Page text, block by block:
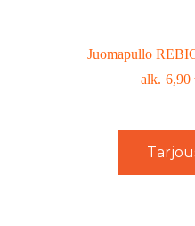
Juomapullo
6,90